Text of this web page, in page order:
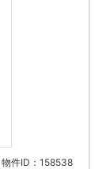
物件ID：158538